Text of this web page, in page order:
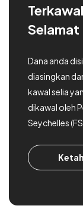
Selamat
Dana anda
diasingkan
kawal selia
dikawal oleh
Seychelles